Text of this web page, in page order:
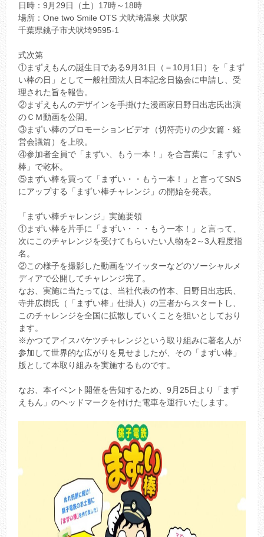
日時：9月29日（土）17時～18時
場所：One two Smile OTS 犬吠埼温泉 犬吠駅
千葉県銚子市犬吠埼9595-1
式次第
①まずえもんの誕生日である9月31日（＝10月1日）を「まず
い棒の日」として一般社団法人日本記念日協会に申請し、受
理された旨を報告。
②まずえもんのデザインを手掛けた漫画家日野日出志氏出演
のＣＭ動画を公開。
③まずい棒のプロモーションビデオ（切符売りの少女篇・経
営会議篇）を上映。
④参加者全員で「まずい、もう一本！」を合言葉に「まずい
棒」で乾杯。
⑤まずい棒を買って「まずい・・もう一本！」と言ってSNS
にアップする「まずい棒チャレンジ」の開始を発表。
「まずい棒チャレンジ」実施要領
①まずい棒を片手に「まずい・・・もう一本！」と言って、
次にこのチャレンジを受けてもらいたい人物を2～3人程度指
名。
②この様子を撮影した動画をツイッターなどのソーシャルメ
ディアで公開してチャレンジ完了。
なお、実施に当たっては、当社代表の竹本、日野日出志氏、
寺井広樹氏（「まずい棒」仕掛人）の三者からスタートし、
このチャレンジを全国に拡散していくことを狙いとしており
ます。
※かつてアイスバケツチャレンジという取り組みに著名人が
参加して世界的な広がりを見せましたが、その「まずい棒」
版として本取り組みを実施するものです。
なお、本イベント開催を告知するため、9月25日より「まず
えもん」のヘッドマークを付けた電車を運行いたします。